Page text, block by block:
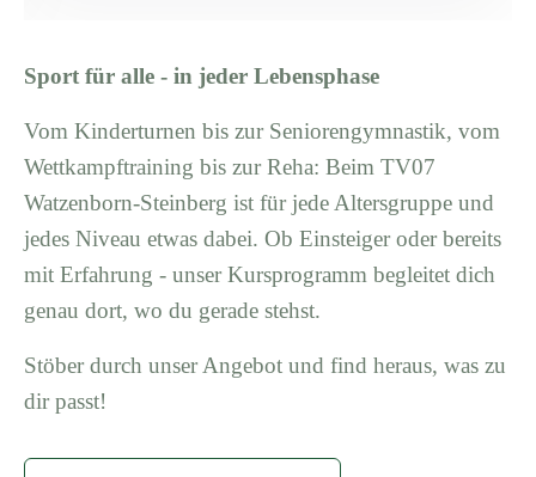
Sport für alle - in jeder Lebensphase
Vom Kinderturnen bis zur Seniorengymnastik, vom
Wettkampftraining bis zur Reha: Beim TV07
Watzenborn-Steinberg ist für jede Altersgruppe und
jedes Niveau etwas dabei. Ob Einsteiger oder bereits
mit Erfahrung - unser Kursprogramm begleitet dich
genau dort, wo du gerade stehst.
Stöber durch unser Angebot und find heraus, was zu
dir passt!